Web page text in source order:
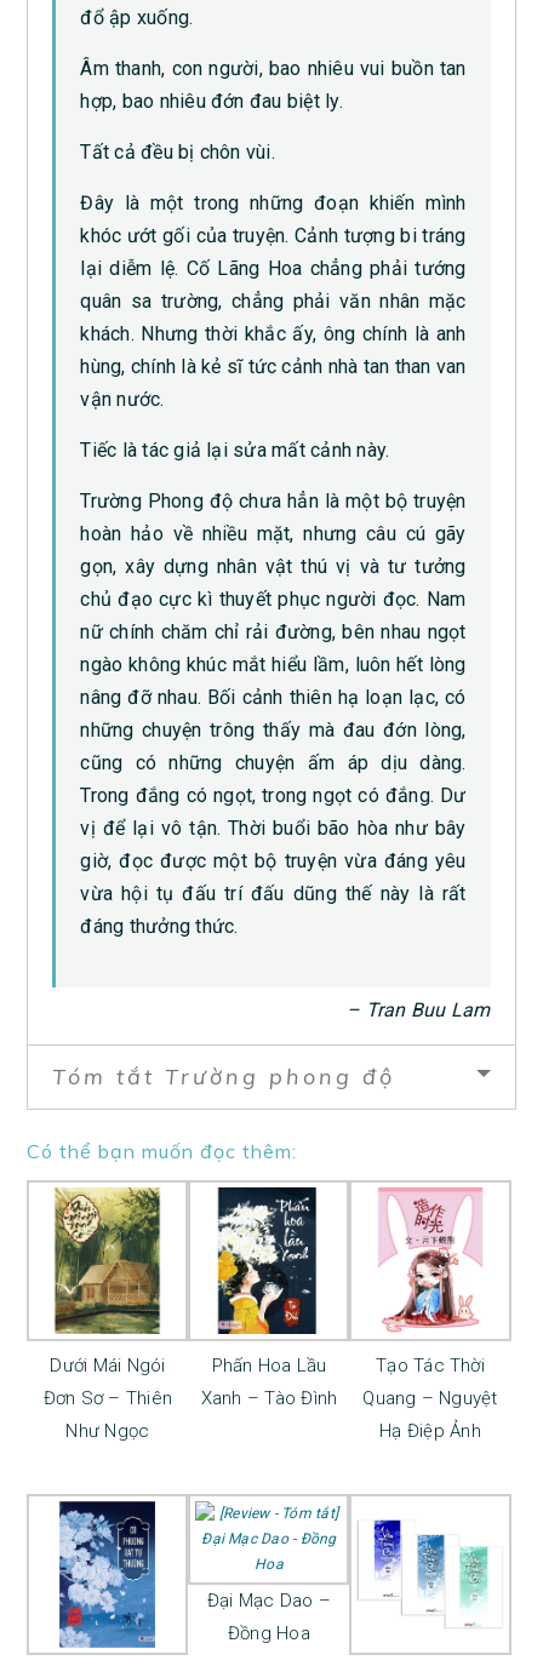
đổ ập xuống.
Âm thanh, con người, bao nhiêu vui buồn tan
hợp, bao nhiêu đớn đau biệt ly.
Tất cả đều bị chôn vùi.
Đây là một trong những đoạn khiến mình
khóc ướt gối của truyện. Cảnh tượng bi tráng
lại diễm lệ. Cố Lãng Hoa chẳng phải tướng
quân sa trường, chẳng phải văn nhân mặc
khách. Nhưng thời khắc ấy, ông chính là anh
hùng, chính là kẻ sĩ tức cảnh nhà tan than van
vận nước.
Tiếc là tác giả lại sửa mất cảnh này.
Trường Phong độ chưa hẳn là một bộ truyện
hoàn hảo về nhiều mặt, nhưng câu cú gãy
gọn, xây dựng nhân vật thú vị và tư tưởng
chủ đạo cực kì thuyết phục người đọc. Nam
nữ chính chăm chỉ rải đường, bên nhau ngọt
ngào không khúc mắt hiểu lầm, luôn hết lòng
nâng đỡ nhau. Bối cảnh thiên hạ loạn lạc, có
những chuyện trông thấy mà đau đớn lòng,
cũng có những chuyện ấm áp dịu dàng.
Trong đắng có ngọt, trong ngọt có đắng. Dư
vị để lại vô tận. Thời buổi bão hòa như bây
giờ, đọc được một bộ truyện vừa đáng yêu
vừa hội tụ đấu trí đấu dũng thế này là rất
đáng thưởng thức.
– Tran Buu Lam
Tóm tắt Trường phong độ
Có thể bạn muốn đọc thêm:
Dưới Mái Ngói
Đơn Sơ – Thiên
Như Ngọc
Phấn Hoa Lầu
Xanh – Tào Đình
Tạo Tác Thời
Quang – Nguyệt
Hạ Điệp Ảnh
Đại Mạc Dao –
Đồng Hoa